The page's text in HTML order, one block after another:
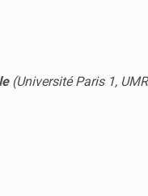
(Université Paris 1,